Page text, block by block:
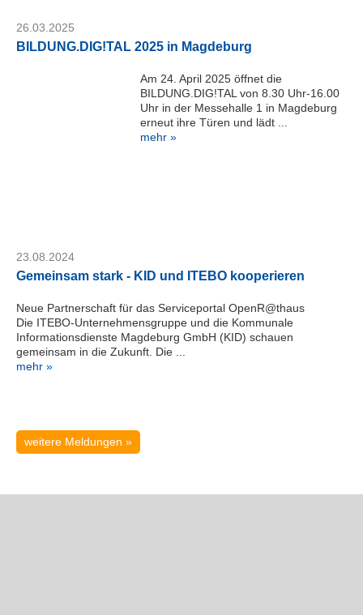
Serviceportal
26.03.2025
BILDUNG.DIG!TAL 2025 in Magdeburg
Am 24. April 2025 öffnet die
BILDUNG.DIG!TAL von 8.30 Uhr-16.00
Uhr in der Messehalle 1 in Magdeburg
erneut ihre Türen und lädt ...
mehr »
23.08.2024
Gemeinsam stark - KID und ITEBO kooperieren
Neue Partnerschaft für das Serviceportal OpenR@thaus
Die ITEBO-Unternehmensgruppe und die Kommunale
Informationsdienste Magdeburg GmbH (KID) schauen
gemeinsam in die Zukunft. Die ...
mehr »
weitere Meldungen »